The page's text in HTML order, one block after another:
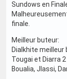
Sundows en
finale.
Meilleur buteur:
Dialkhite meilleur
Tougai et Diarra
Boualia, Jlassi,